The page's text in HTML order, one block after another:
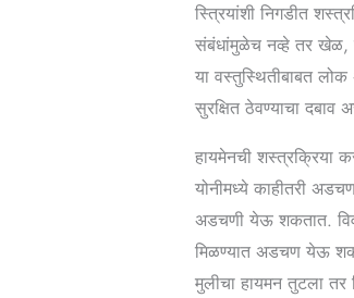
स्त्रियांशी निगडीत
संबंधांमुळेच नव्हे तर खेळ,
या वस्तुस्थितीबाबत
सुरक्षित ठेवण्याचा दबाव
हायमेनची शस्त्रक्रिया
योनीमध्ये काहीतरी
अडचणी येऊ शकतात.
मिळण्यात अडचण येऊ
मुलीचा हायमन तुटला तर